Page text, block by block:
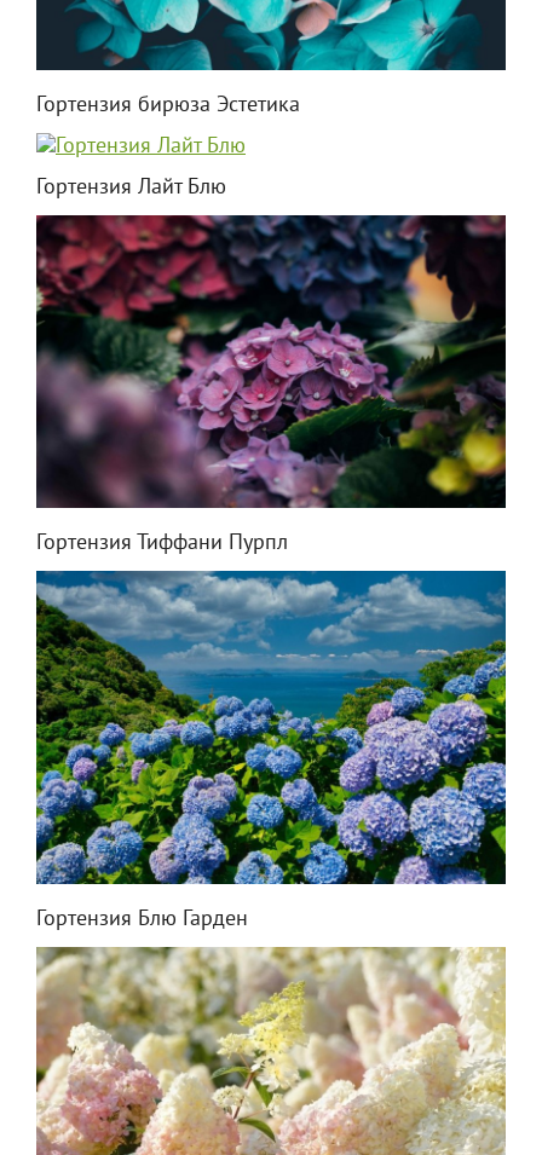
Гортензия бирюза Эстетика
Гортензия Лайт Блю
Гортензия Тиффани Пурпл
Гортензия Блю Гарден